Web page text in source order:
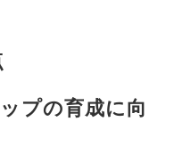
プの育成に向